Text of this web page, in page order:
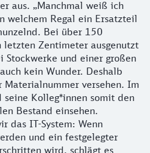
aus. „Manchmal weiß ich
welchem Regal ein Ersatzteil
Bei über 150
letzten Zentimeter ausgenutzt
und einer großen
kein Wunder. Deshalb
versehen. Im
seine Kolleg*innen somit den
Bestand einsehen.
das IT-System: Wenn
und ein festgelegter
wird, schlägt es